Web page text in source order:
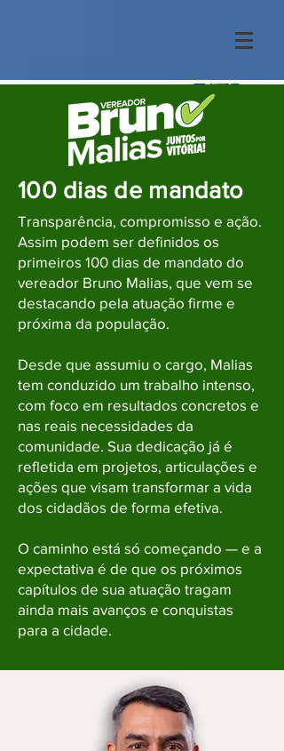
100 dias de mandato
Transparência, compromisso e ação.
Assim podem ser definidos os
primeiros 100 dias de mandato do
vereador Bruno Malias, que vem se
destacando pela atuação firme e
próxima da população.
Desde que assumiu o cargo, Malias
tem conduzido um trabalho intenso,
com foco em resultados concretos e
nas reais necessidades da
comunidade. Sua dedicação já é
refletida em projetos, articulações e
ações que visam transformar a vida
dos cidadãos de forma efetiva.
O caminho está só começando — e a
expectativa é de que os próximos
capítulos de sua atuação tragam
ainda mais avanços e conquistas
para a cidade.